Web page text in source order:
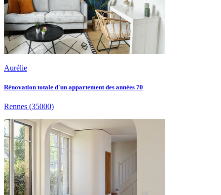
Aurélie
Rénovation totale d'un appartement des années 70
Rennes (35000)